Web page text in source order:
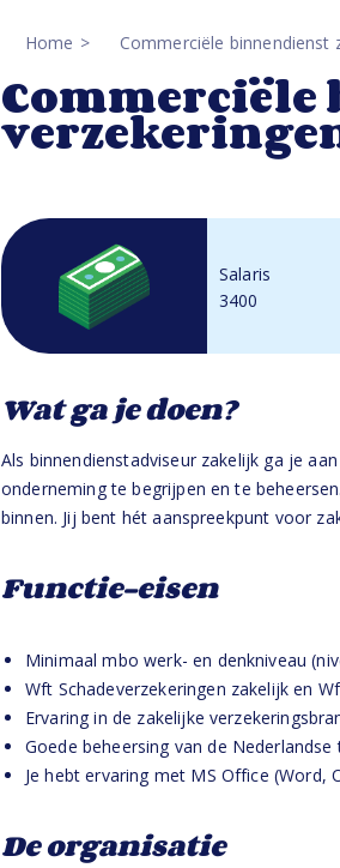
Home Commerciële binnendienst
Salaris
3400
Wat ga je doen?
Als binnendienstadviseur zakelijk ga je
onderneming te begrijpen en te
binnen. Jij bent hét aanspreekpunt voor
Functie-eisen
Minimaal mbo werk- en denkniveau
Wft Schadeverzekeringen zakelijk en
Ervaring in de zakelijke
Goede beheersing van de
Je hebt ervaring met MS Office (Word,
De organisatie